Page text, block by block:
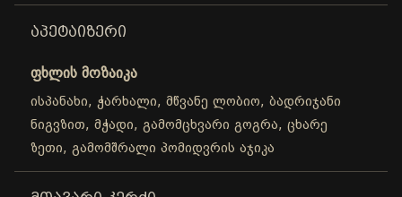
ᲐᲞᲔᲢᲐᲘᲖᲔᲠᲘ
ფხლის მოზაიკა
ისპანახი, ჭარხალი, მწვანე ლობიო, ბადრიჯანი
ნიგვზით, მჭადი, გამომცხვარი გოგრა, ცხარე
ზეთი, გამომშრალი პომიდვრის აჯიკა